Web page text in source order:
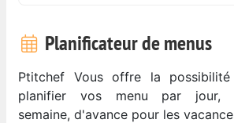
Planificateur de menus
Ptitchef Vous offre la
planifier vos menu par jour,
semaine, d'avance pour les